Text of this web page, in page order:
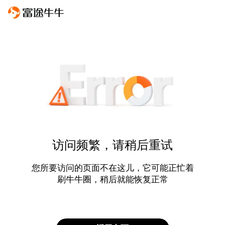
访问频繁，请稍后重试
您所要访问的页面不在这儿，它可能正忙着
刷牛牛圈，稍后就能恢复正常